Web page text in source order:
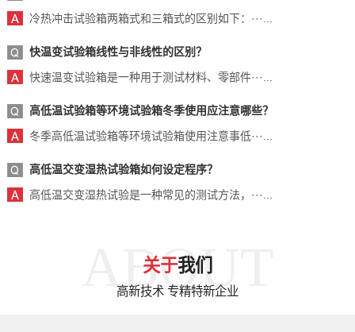
冷热冲击试验箱两箱式和三箱式的区别如下：···...
快温变试验箱线性与非线性的区别？
快速温变试验箱是一种用于测试材料、零部件···...
高低温试验箱等环境试验箱冬季使用应注意哪些？
冬季高低温试验箱等环境试验箱使用注意事低···...
高低温交变湿热试验箱如何设定程序？
高低温交变湿热试验是一种常见的测试方法，···...
ABOUT
关于我们
高新技术 专精特新企业